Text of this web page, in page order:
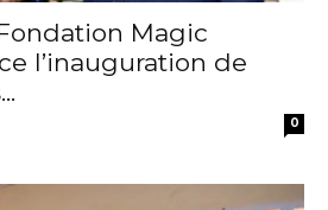
Magic
l’inauguration de
0